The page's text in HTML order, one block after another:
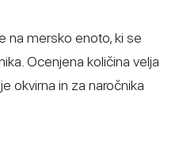
na mersko enoto, ki se
Ocenjena količina velja
okvirna in za naročnika